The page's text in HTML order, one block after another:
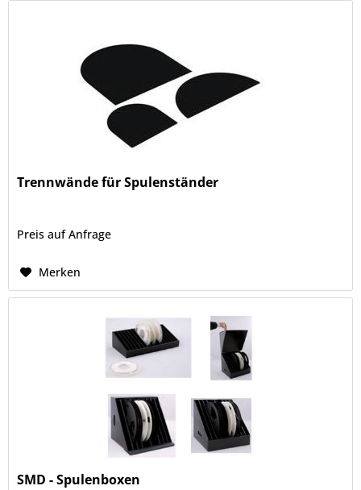
Trennwände für Spulenständer
Preis auf Anfrage
Merken
SMD - Spulenboxen